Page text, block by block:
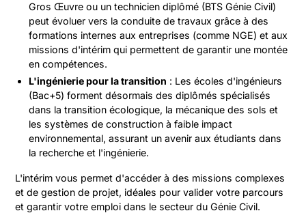
Gros Œuvre ou un technicien diplômé (BTS Génie Civil)
peut évoluer vers la conduite de travaux grâce à des
formations internes aux entreprises (comme NGE) et aux
missions d'intérim qui permettent de garantir une montée
en compétences.
L'ingénierie pour la transition : Les écoles d'ingénieurs
(Bac+5) forment désormais des diplômés spécialisés
dans la transition écologique, la mécanique des sols et
les systèmes de construction à faible impact
environnemental, assurant un avenir aux étudiants dans
la recherche et l'ingénierie.
L'intérim vous permet d'accéder à des missions complexes
et de gestion de projet, idéales pour valider votre parcours
et garantir votre emploi dans le secteur du Génie Civil.